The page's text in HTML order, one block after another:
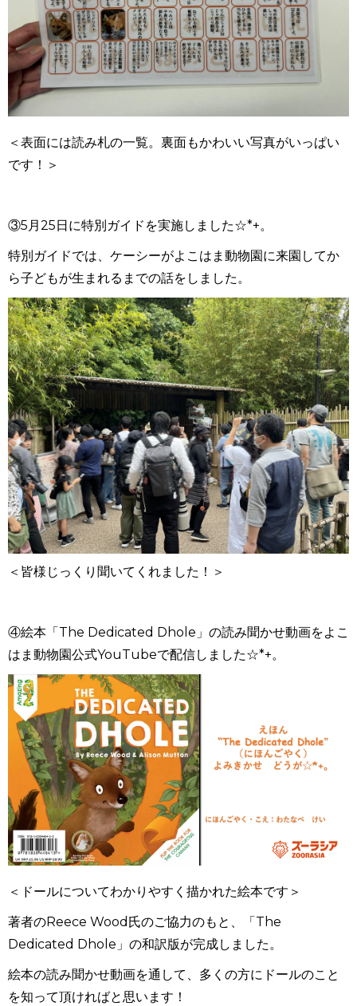
＜表面には読み札の一覧。裏面もかわいい写真がいっぱい
です！＞
③5月25日に特別ガイドを実施しました☆*+。
特別ガイドでは、ケーシーがよこはま動物園に来園してか
ら子どもが生まれるまでの話をしました。
＜皆様じっくり聞いてくれました！＞
④絵本「The Dedicated Dhole」の読み聞かせ動画をよこ
はま動物園公式YouTubeで配信しました☆*+。
＜ドールについてわかりやすく描かれた絵本です＞
著者のReece Wood氏のご協力のもと、「The
Dedicated Dhole」の和訳版が完成しました。
絵本の読み聞かせ動画を通して、多くの方にドールのこと
を知って頂ければと思います！